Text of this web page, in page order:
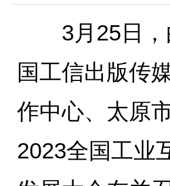
3月25日，
国工信出版传
作中心、太原
2023全国工业